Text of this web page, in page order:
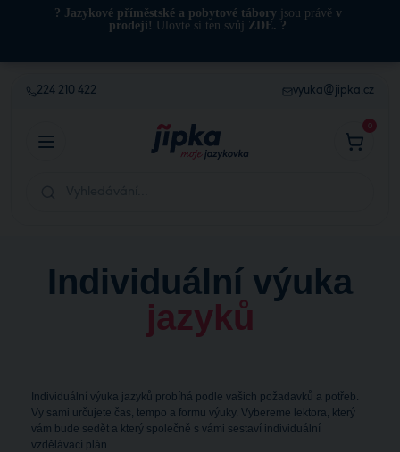
224 210 422 vyuka@jipka.cz
0
Individuální výuka
jazyků
Individuální výuka jazyků probíhá podle vašich požadavků a potřeb.
Vy sami určujete čas, tempo a formu výuky. Vybereme lektora, který
vám bude sedět a který společně s vámi sestaví individuální
vzdělávací plán.
?️ Jazykové příměstské a pobytové tábory jsou právě v
prodeji! Ulovte si ten svůj ZDE. ?️